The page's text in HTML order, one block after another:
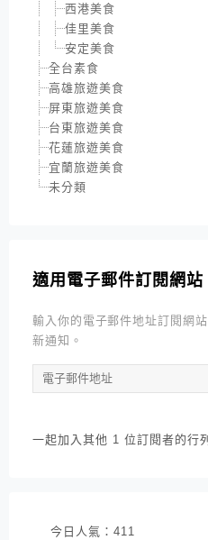
西港美食
佳里美食
安定美食
全台素食
高雄旅遊美食
屏東旅遊美食
台東旅遊美食
花蓮旅遊美食
宜蘭旅遊美食
未分類
適用電子郵件訂閱網站
輸入你的電子郵件地址訂閱網
新通知。
電
子
件
一起加入其他 1 位訂閱者的行列
今日人氣： 411